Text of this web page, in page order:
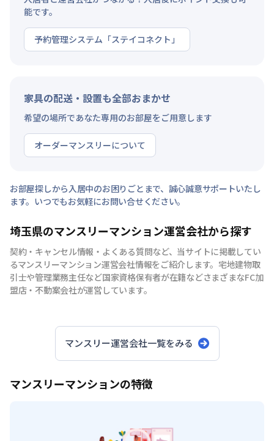
能です。
予約管理システム「ステイコネクト」
家具の配送・設置も全部おまかせ
希望の場所であなた専用のお部屋をご用意します
オーダーマンスリーについて
お部屋探しから入居中のお困りごとまで、誠心誠意サポートいたし
ます。いつでもお気軽にお問い合せください。
埼玉県のマンスリーマンション運営会社から探す
契約・キャンセル情報・よくある質問など、当サイトに掲載してい
るマンスリーマンション運営会社情報をご紹介します。宅地建物取
引士や管理業務主任など国家資格保有者が在籍などさまざまなFC加
盟店・不動案会社が運営しています。
マンスリー運営会社一覧をみる
マンスリーマンションの特徴